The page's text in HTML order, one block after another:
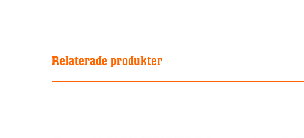
Relaterade produkter